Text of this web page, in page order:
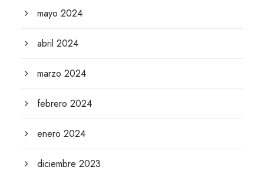
mayo 2024
abril 2024
marzo 2024
febrero 2024
enero 2024
diciembre 2023